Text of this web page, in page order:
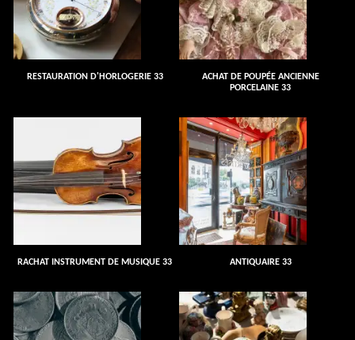
RESTAURATION D'HORLOGERIE 33
ACHAT DE POUPÉE ANCIENNE
PORCELAINE 33
RACHAT INSTRUMENT DE MUSIQUE 33 ANTIQUAIRE 33